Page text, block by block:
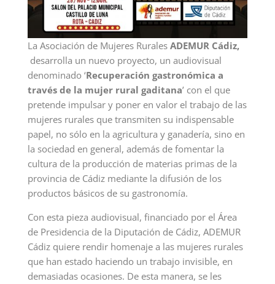
La Asociación de Mujeres Rurales ADEMUR Cádiz,
desarrolla un nuevo proyecto, un audiovisual
denominado ‘Recuperación gastronómica a
través de la mujer rural gaditana’ con el que
pretende impulsar y poner en valor el trabajo de las
mujeres rurales que transmiten su indispensable
papel, no sólo en la agricultura y ganadería, sino en
la sociedad en general, además de fomentar la
cultura de la producción de materias primas de la
provincia de Cádiz mediante la difusión de los
productos básicos de su gastronomía.
Con esta pieza audiovisual, financiado por el Área
de Presidencia de la Diputación de Cádiz, ADEMUR
Cádiz quiere rendir homenaje a las mujeres rurales
que han estado haciendo un trabajo invisible, en
demasiadas ocasiones. De esta manera, se les